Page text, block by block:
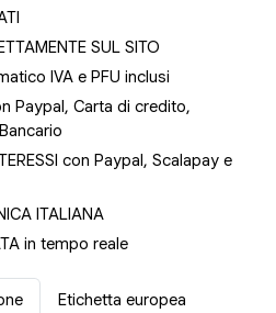
SUL SITO
IVA e PFU inclusi
Paypal, Carta di credito,
con Paypal, Scalapay e
ITALIANA
in tempo reale
Etichetta europea